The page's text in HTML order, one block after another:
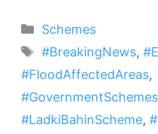
Categories
Schemes
Tags
#BreakingNews,
#FloodAffectedAreas,
#GovernmentSchemes
#LadkiBahinScheme,